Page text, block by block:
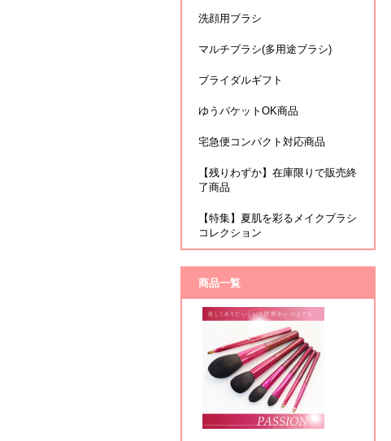
洗顔用ブラシ
マルチブラシ(多用途ブラシ)
ブライダルギフト
ゆうパケットOK商品
宅急便コンパクト対応商品
【残りわずか】在庫限りで販売終
了商品
【特集】夏肌を彩るメイクブラシ
コレクション
商品一覧